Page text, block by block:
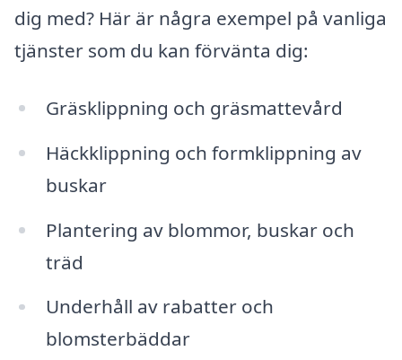
dig med? Här är några exempel på vanliga
tjänster som du kan förvänta dig:
Gräsklippning och gräsmattevård
Häckklippning och formklippning av
buskar
Plantering av blommor, buskar och
träd
Underhåll av rabatter och
blomsterbäddar